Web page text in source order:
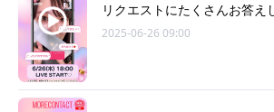
リクエストにたくさんお答
2025-06-26 09:00